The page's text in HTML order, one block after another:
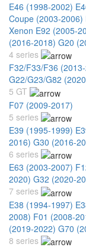
E46 (1998-2002)
Coupe (2003-2006)
Xenon E92 (2005-
(2016-2018) G20
4 series
F32/F33/F36
G22/G23/G82
5 GT
F07 (2009-2017)
5 series
E39 (1995-1999)
2016) G30 (2016-
6 series
E63 (2003-2007)
2020) G32 (2020-
7 series
E38 (1994-1997)
2008) F01 (2008-
(2019-2022) G70
8 series